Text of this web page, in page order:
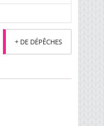
+ DE DÉPÊCHES